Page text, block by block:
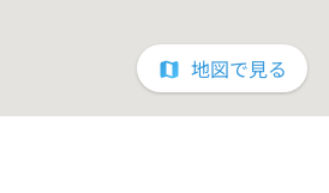
地図で見る